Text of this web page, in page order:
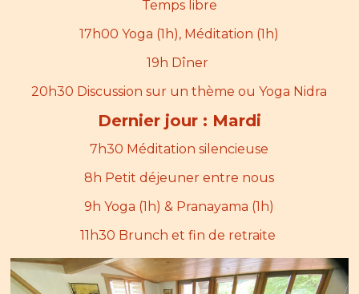
Temps libre
17h00 Yoga (1h), Méditation (1h)
19h Dîner
20h30 Discussion sur un thème ou Yoga Nidra
Dernier jour : Mardi
7h30 Méditation silencieuse
8h Petit déjeuner entre nous
9h Yoga (1h) & Pranayama (1h)
11h30 Brunch et fin de retraite